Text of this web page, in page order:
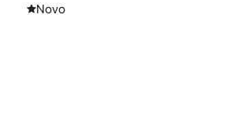
Novo lugar para ficar
Novo